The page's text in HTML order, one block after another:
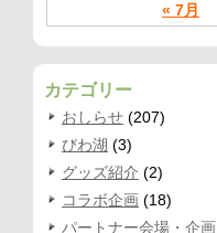
« 7月
カテゴリー
おしらせ (207)
びわ湖 (3)
グッズ紹介 (2)
コラボ企画 (18)
パートナー会場・企画